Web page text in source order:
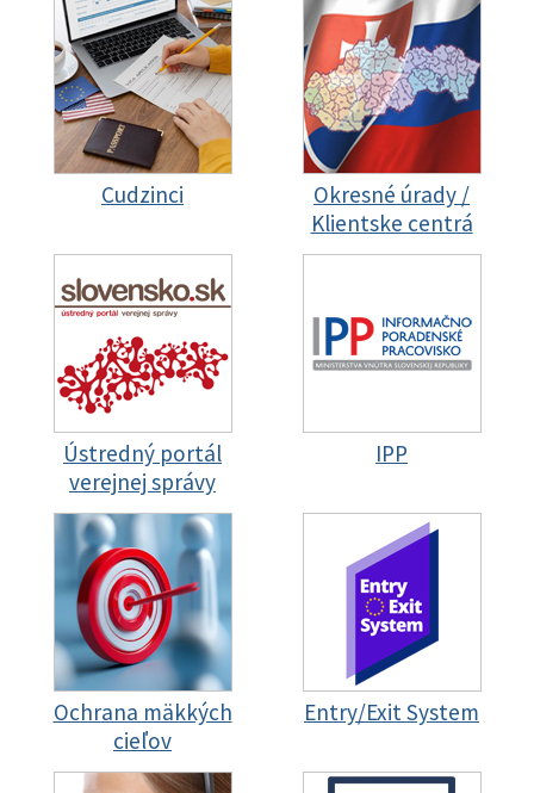
Cudzinci
Okresné úrady /
Klientske centrá
Ústredný portál
verejnej správy
IPP
Ochrana mäkkých
cieľov
Entry/Exit System